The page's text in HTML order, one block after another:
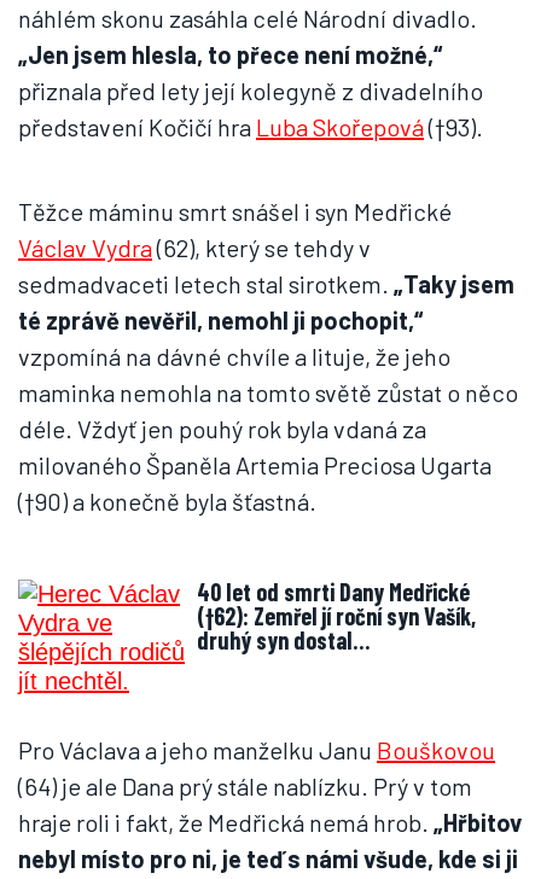
náhlém skonu zasáhla celé Národní divadlo.
„Jen jsem hlesla, to přece není možné,“
přiznala před lety její kolegyně z divadelního
představení Kočičí hra Luba Skořepová(†93).
Těžce máminu smrt snášel i syn Medřické
Václav Vydra(62), který se tehdy v
sedmadvaceti letech stal sirotkem. „Taky jsem
té zprávě nevěřil, nemohl ji pochopit,“
vzpomíná na dávné chvíle a lituje, že jeho
maminka nemohla na tomto světě zůstat o něco
déle. Vždyť jen pouhý rok byla vdaná za
milovaného Španěla Artemia Preciosa Ugarta
(†90) a konečně byla šťastná.
40 let od smrti Dany Medřické
(†62): Zemřel jí roční syn Vašík,
druhý syn dostal…
Pro Václava a jeho manželku Janu Bouškovou
(64) je ale Dana prý stále nablízku. Prý v tom
hraje roli i fakt, že Medřická nemá hrob. „Hřbitov
nebyl místo pro ni, je teď s námi všude, kde si ji